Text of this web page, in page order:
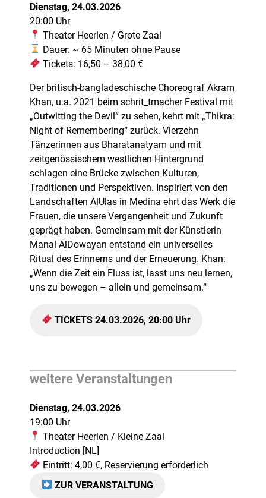
Dienstag, 24.03.2026
20:00 Uhr
Theater Heerlen / Grote Zaal
Dauer: ~ 65 Minuten ohne Pause
Tickets: 16,50 – 38,00 €
Der britisch-bangladeschische Choreograf Akram
Khan, u.a. 2021 beim schrit_tmacher Festival mit
„Outwitting the Devil“ zu sehen, kehrt mit „Thikra:
Night of Remembering“ zurück. Vierzehn
Tänzerinnen aus Bharatanatyam und mit
zeitgenössischem westlichen Hintergrund
schlagen eine Brücke zwischen Kulturen,
Traditionen und Perspektiven. Inspiriert von den
Landschaften AlUlas in Medina ehrt das Werk die
Frauen, die unsere Vergangenheit und Zukunft
geprägt haben. Gemeinsam mit der Künstlerin
Manal AlDowayan entstand ein universelles
Ritual des Erinnerns und der Erneuerung. Khan:
„Wenn die Zeit ein Fluss ist, lasst uns neu lernen,
uns zu bewegen – allein und gemeinsam.“
TICKETS 24.03.2026, 20:00 Uhr
weitere Veranstaltungen
Dienstag, 24.03.2026
19:00 Uhr
Theater Heerlen / Kleine Zaal
Introduction [NL]
Eintritt: 4,00 €, Reservierung erforderlich
ZUR VERANSTALTUNG